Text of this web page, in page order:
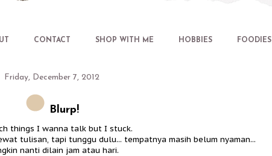
CONTACT SHOP WITH ME HOBBIES FOODIES
Friday, December 7, 2012
Blurp!
things I wanna talk but I stuck.
tulisan, tapi tunggu dulu... tempatnya masih belum nyaman...
nanti dilain jam atau hari.